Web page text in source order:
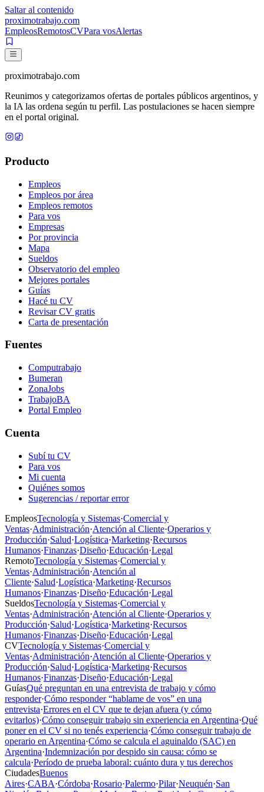
Saltar al contenido
proximotrabajo.com
EmpleosRemotosCVPara vosAlertas
proximotrabajo.com
Reunimos y categorizamos ofertas de portales públicos argentinos, y
la IA las ordena según tu perfil. Las postulaciones se hacen siempre
en el portal original.
Producto
Empleos
Empleos por área
Empleos remotos
Para vos
Empresas
Por provincia
Mapa
Sueldos
Observatorio del empleo
Mejores portales
Guías
Hacé tu CV
Revisar CV gratis
Carta de presentación
Fuentes
Computrabajo
Bumeran
ZonaJobs
TrabajoBA
Portal Empleo
Cuenta
Subí tu CV
Para vos
Mi cuenta
Quiénes somos
Sugerencias / reportar error
EmpleosTecnología y Sistemas·Comercial y
Ventas·Administración·Atención al Cliente·Operarios y
Producción·Salud·Logística·Marketing·Recursos
Humanos·Finanzas·Diseño·Educación·Legal
RemotoTecnología y Sistemas·Comercial y
Ventas·Administración·Atención al
Cliente·Salud·Logística·Marketing·Recursos
Humanos·Finanzas·Diseño·Educación·Legal
SueldosTecnología y Sistemas·Comercial y
Ventas·Administración·Atención al Cliente·Operarios y
Producción·Salud·Logística·Marketing·Recursos
Humanos·Finanzas·Diseño·Educación·Legal
CVTecnología y Sistemas·Comercial y
Ventas·Administración·Atención al Cliente·Operarios y
Producción·Salud·Logística·Marketing·Recursos
Humanos·Finanzas·Diseño·Educación·Legal
GuíasQué preguntan en una entrevista de trabajo y cómo
responder·Cómo responder “hablame de vos” en una
entrevista·Errores en el CV que te dejan afuera (y cómo
evitarlos)·Cómo conseguir trabajo sin experiencia en Argentina·Qué
poner en el CV si no tenés experiencia·Cómo conseguir trabajo de
operario en Argentina·Cómo se calcula el aguinaldo (SAC) en
Argentina·Indemnización por despido sin causa: cómo se
calcula·Período de prueba laboral: cuánto dura y tus derechos
CiudadesBuenos
Aires·CABA·Córdoba·Rosario·Palermo·Pilar·Neuquén·San